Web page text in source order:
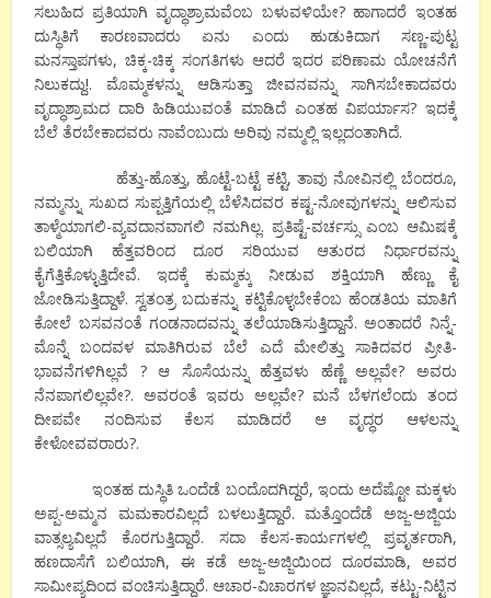
ಸಲುಹಿದ ಪ್ರತಿಯಾಗಿ ವೃದ್ಧಾಶ್ರಾಮವೆಂಬ ಬಳುವಳಿಯೇ? ಹಾಗಾದರೆ ಇಂತಹ
ದುಸ್ಥಿತಿಗೆ ಕಾರಣವಾದರು ಏನು ಎಂದು ಹುಡುಕಿದಾಗ ಸಣ್ಣ-ಪುಟ್ಟ
ಮನಸ್ತಾಪಗಳು, ಚಿಕ್ಕ-ಚಿಕ್ಕ ಸಂಗತಿಗಳು ಆದರೆ ಇದರ ಪರಿಣಾಮ ಯೋಚನೆಗೆ
ನಿಲುಕದ್ದು!. ಮೊಮ್ಮಕಳನ್ನು ಆಡಿಸುತ್ತಾ ಜೀವನವನ್ನು ಸಾಗಿಸಬೇಕಾದವರು
ವೃದ್ಧಾಶ್ರಾಮದ ದಾರಿ ಹಿಡಿಯುವಂತೆ ಮಾಡಿದೆ ಎಂತಹ ವಿಪರ್ಯಾಸ? ಇದಕ್ಕೆ
ಬೆಲೆ ತೆರಬೇಕಾದವರು ನಾವೆಂಬುದು ಅರಿವು ನಮ್ಮಲ್ಲಿ ಇಲ್ಲದಂತಾಗಿದೆ.
ಹೆತ್ತು-ಹೊತ್ತು, ಹೊಟ್ಟೆ-ಬಟ್ಟೆ ಕಟ್ಟಿ, ತಾವು ನೋವಿನಲ್ಲಿ ಬೆಂದರೂ,
ನಮ್ಮನ್ನು ಸುಖದ ಸುಪ್ಪತ್ತಿಗೆಯಲ್ಲಿ ಬೆಳೆಸಿದವರ ಕಷ್ಟ-ನೋವುಗಳನ್ನು ಆಲಿಸುವ
ತಾಳ್ಮೆಯಾಗಲಿ-ವ್ಯವದಾನವಾಗಲಿ ನಮಗಿಲ್ಲ. ಪ್ರತಿಷ್ಟೆ-ವರ್ಚಸ್ಸು ಎಂಬ ಆಮಿಷಕ್ಕೆ
ಬಲಿಯಾಗಿ ಹೆತ್ತವರಿಂದ ದೂರ ಸರಿಯುವ ಆತುರದ ನಿರ್ಧಾರವನ್ನು
ಕೈಗೆತ್ತಿಕೊಳ್ಳುತ್ತಿದೇವೆ. ಇದಕ್ಕೆ ಕುಮ್ಮಕ್ಕು ನೀಡುವ ಶಕ್ತಿಯಾಗಿ ಹೆಣ್ಣು ಕೈ
ಜೋಡಿಸುತ್ತಿದ್ದಾಳೆ. ಸ್ವತಂತ್ರ ಬದುಕನ್ನು ಕಟ್ಟಿಕೊಳ್ಳಬೇಕೆಂಬ ಹೆಂಡತಿಯ ಮಾತಿಗೆ
ಕೋಲೆ ಬಸವನಂತೆ ಗಂಡನಾದವನ್ನು ತಲೆಯಾಡಿಸುತ್ತಿದ್ದಾನೆ. ಅಂತಾದರೆ ನಿನ್ನೆ-
ಮೊನ್ನೆ ಬಂದವಳ ಮಾತಿಗಿರುವ ಬೆಲೆ ಎದೆ ಮೇಲಿತ್ತು ಸಾಕಿದವರ ಪ್ರೀತಿ-
ಭಾವನೆಗಳಿಗಿಲ್ಲವೆ ? ಆ ಸೊಸೆಯನ್ನು ಹೆತ್ತವಳು ಹೆಣ್ಣೆ ಅಲ್ಲವೇ? ಅವರು
ನೆನಪಾಗಲಿಲ್ಲವೇ?. ಅವರಂತೆ ಇವರು ಅಲ್ಲವೇ? ಮನೆ ಬೆಳಗಲೆಂದು ತಂದ
ದೀಪವೇ ನಂದಿಸುವ ಕೆಲಸ ಮಾಡಿದರೆ ಆ ವೃದ್ಧರ ಆಳಲನ್ನು
ಕೇಳೋವವರಾರು?.
ಇಂತಹ ದುಸ್ಥಿತಿ ಒಂದೆಡೆ ಬಂದೊದಗಿದ್ದರೆ, ಇಂದು ಅದೆಷ್ಟೋ ಮಕ್ಕಳು
ಅಪ್ಪ-ಅಮ್ಮನ ಮಮಕಾರವಿಲ್ಲದೆ ಬಳಲುತ್ತಿದ್ದಾರೆ. ಮತ್ತೊಂದೆಡೆ ಅಜ್ಜ-ಅಜ್ಜಿಯ
ವಾತ್ಸಲ್ಯವಿಲ್ಲದೆ ಕೊರಗುತ್ತಿದ್ದಾರೆ. ಸದಾ ಕೆಲಸ-ಕಾರ್ಯಗಳಲ್ಲಿ ಪ್ರವೃರ್ತರಾಗಿ,
ಹಣದಾಸೆಗೆ ಬಲಿಯಾಗಿ, ಈ ಕಡೆ ಅಜ್ಜ-ಅಜ್ಜಿಯಿಂದ ದೂರಮಾಡಿ, ಅವರ
ಸಾಮೀಪ್ಯದಿಂದ ವಂಚಿಸುತ್ತಿದ್ದಾರೆ. ಆಚಾರ-ವಿಚಾರಗಳ ಜ್ಞಾನವಿಲ್ಲದೆ, ಕಟ್ಟು-ನಿಟ್ಟಿನ